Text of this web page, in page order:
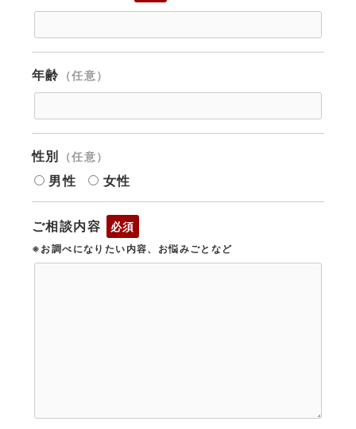
年齢 （任意）
性別 （任意）
男性 女性
ご相談内容 必須
※お調べになりたい内容、お悩みごとなど